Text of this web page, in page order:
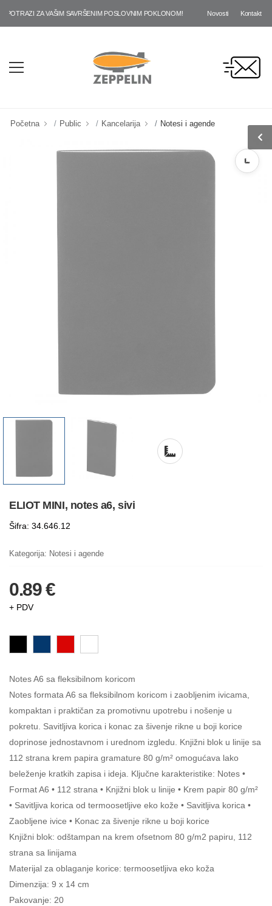
ZA VAŠIM SAVRŠENIM POSLOVNIM POKLONOM! Novosti Kontakt
Početna Public Kancelarija Notesi i agende
ELIOT MINI, notes a6, sivi
Šifra: 34.646.12
Kategorija: Notesi i agende
0.89 €
+ PDV
Notes A6 sa fleksibilnom koricom
Notes formata A6 sa fleksibilnom koricom i zaobljenim ivicama,
kompaktan i praktičan za promotivnu upotrebu i nošenje u
pokretu. Savitljiva korica i konac za šivenje rikne u boji korice
doprinose jednostavnom i urednom izgledu. Knjižni blok u linije sa
112 strana krem papira gramature 80 g/m² omogućava lako
beleženje kratkih zapisa i ideja. Ključne karakteristike: Notes •
Format A6 • 112 strana • Knjižni blok u linije • Krem papir 80 g/m²
• Savitljiva korica od termoosetljive eko kože • Savitljiva korica •
Zaobljene ivice • Konac za šivenje rikne u boji korice
Knjižni blok: odštampan na krem ofsetnom 80 g/m2 papiru, 112
strana sa linijama
Materijal za oblaganje korice: termoosetljiva eko koža
Dimenzija: 9 x 14 cm
Pakovanje: 20